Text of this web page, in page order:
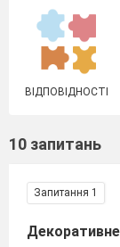
ВІДПОВІДНОСТІ
10 запитань
Запитання 1
Декоративне